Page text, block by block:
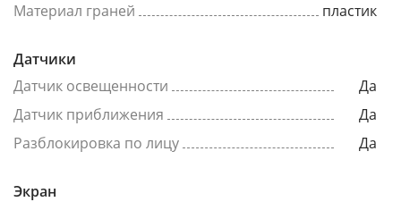
Материал граней
пластик
Датчики
Датчик освещенности
Да
Датчик приближения
Да
Разблокировка по лицу
Да
Экран